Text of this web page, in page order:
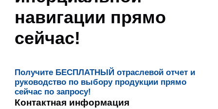
навигации прямо
сейчас!
Получите БЕСПЛАТНЫЙ отраслевой отчет и
руководство по выбору продукции прямо
сейчас по запросу!
Контактная информация